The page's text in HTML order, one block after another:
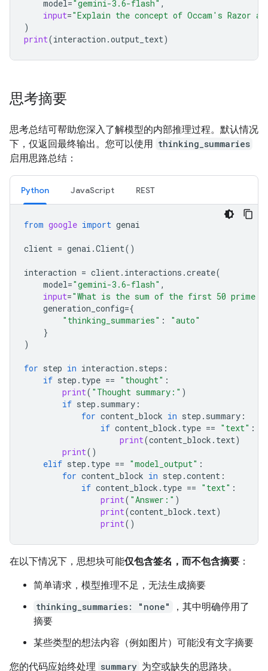
model="gemini-3.6-flash" ,
input="Explain the concept of Occam's Razor
)
print(interaction .output_text)
思考摘要
思考总结可帮助您深入了解模型的内部推理过程。默认情况
下，仅返回最终输出。您可以使用 thinking_summaries
启用思路总结：
Python JavaScript REST
from google import genai
client = genai .Client()
interaction = client. interactions .create(
model="gemini-3.6-flash" ,
input="What is the sum of the first 50 prime
generation_config={
"thinking_summaries" :
"auto"
}
)
for step in interaction . steps :
if step . type == "thought" :
print( "Thought summary:" )
if step . summary :
for content_block in step . summary :
if content_block . type == "text" :
print(content_block . text)
print()
elif step . type == "model_output" :
for content_block in step .content :
if content_block . type == "text" :
print( "Answer:" )
print(content_block . text)
print()
在以下情况下，思想块可能仅包含签名，而不包含摘要 ：
简单请求，模型推理不足，无法生成摘要
thinking_summaries: "none"
，其中明确停用了
摘要
某些类型的想法内容（例如图片）可能没有文字摘要
您的代码应始终处理 summary 为空或缺失的思路块。